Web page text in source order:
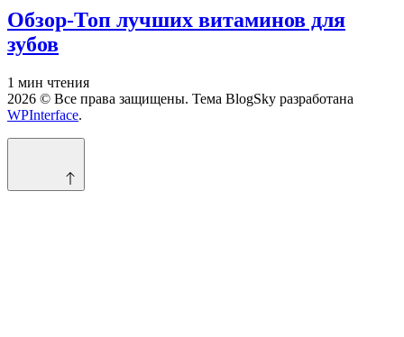
Обзор-Топ лучших витаминов для
зубов
Расчётное
время
чтения
1 мин чтения
2026 © Все права защищены. Тема BlogSky разработана
WPInterface.